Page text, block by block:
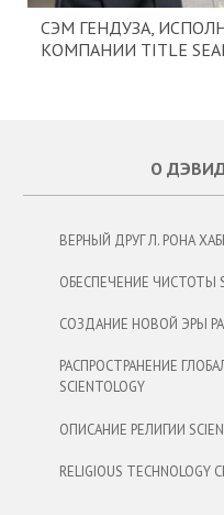
СЭМ ГЕНДУЗА,
КОМПАНИИ TITLE
О
ВЕРНЫЙ ДРУГ Л. РОНА
ОБЕСПЕЧЕНИЕ ЧИСТОТЫ
СОЗДАНИЕ НОВОЙ ЭРЫ
РАСПРОСТРАНЕНИЕ
SCIENTOLOGY
ОПИСАНИЕ РЕЛИГИИ
RELIGIOUS TECHNOLOGY